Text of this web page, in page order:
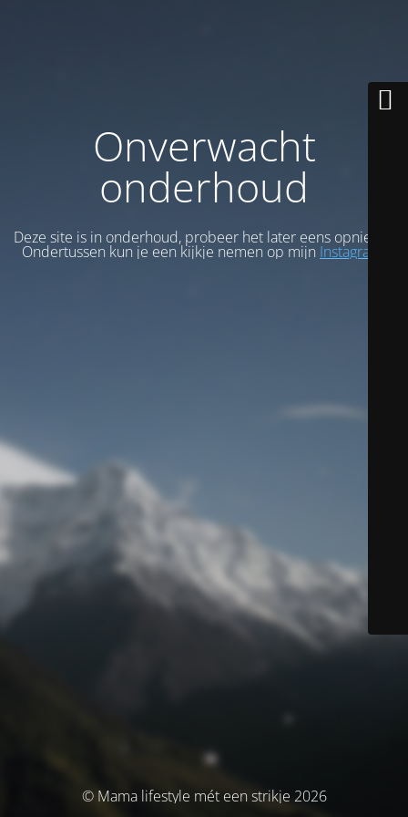
Onverwacht
onderhoud
Deze site is in onderhoud, probeer het later eens opnieuw.
Ondertussen kun je een kijkje nemen op mijn Instagram
© Mama lifestyle mét een strikje 2026